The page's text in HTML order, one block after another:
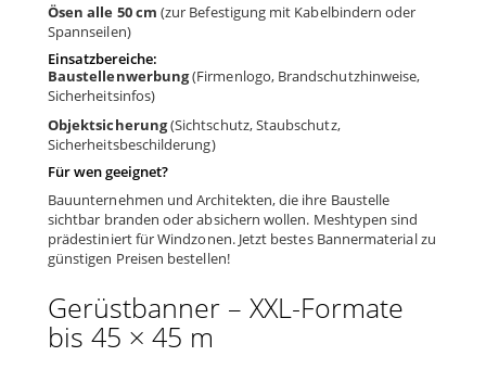
Ösen alle 50 cm (zur Befestigung mit Kabelbindern oder
Spannseilen)
Einsatzbereiche:
Baustellenwerbung(Firmenlogo, Brandschutz­hinweise,
Sicherheitsinfos)
Objektsicherung(Sichtschutz, Staubschutz,
Sicherheitsbeschilderung)
Für wen geeignet?
Bauunternehmen und Architekten, die ihre Baustelle
sichtbar branden oder absichern wollen. Meshtypen sind
prädestiniert für Windzonen. Jetzt bestes Bannermaterial zu
günstigen Preisen bestellen!
Gerüstbanner – XXL-Formate
bis 45 × 45 m